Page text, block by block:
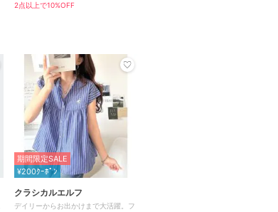
2点以上で10%OFF
期間限定SALE
¥200ｸｰﾎﾟﾝ
クラシカルエルフ
デイリーからお出かけまで大活躍。フ